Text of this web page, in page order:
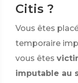
Citis ?
Vous êtes
temporaire
vous êtes
imputable au